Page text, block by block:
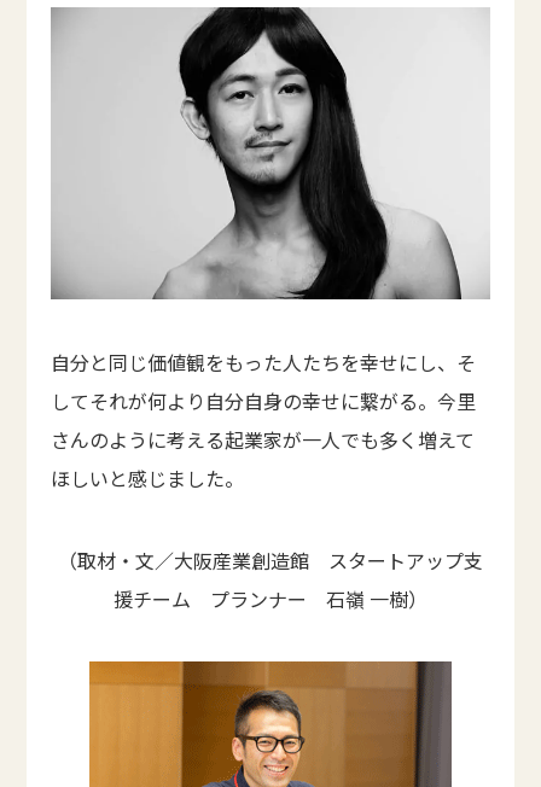
自分と同じ価値観をもった人たちを幸せにし、そ
してそれが何より自分自身の幸せに繋がる。今里
さんのように考える起業家が一人でも多く増えて
ほしいと感じました。
（取材・文／大阪産業創造館 スタートアップ支
援チーム プランナー 石嶺 一樹）